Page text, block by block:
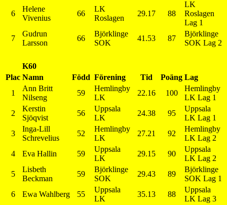
6
Helene
Vivenius
66
LK
Roslagen
29.17 88
LK
Roslagen
Lag 1
7
Gudrun
Larsson
66
Björklinge
SOK
41.53 87
Björklinge
SOK Lag 2
K60
Plac Namn Född Förening Tid Poäng Lag
1
Ann Britt
Nilseng
59
Hemlingby
LK
22.16 100
Hemlingby
LK Lag 1
2
Kerstin
Sjöqvist
56
Uppsala
LK
24.38 95
Uppsala
LK Lag 1
3
Inga-Lill
Schrevelius
52
Hemlingby
LK
27.21 92
Hemlingby
LK Lag 2
4
Eva Hallin 59
Uppsala
LK
29.15 90
Uppsala
LK Lag 2
5
Lisbeth
Beckman
59
Björklinge
SOK
29.43 89
Björklinge
SOK Lag 1
6
Ewa Wahlberg 55
Uppsala
LK
35.13 88
Uppsala
LK Lag 3